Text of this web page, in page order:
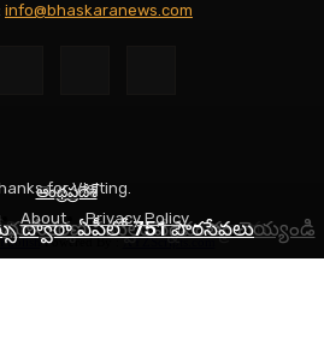
ఆంధ్రప్రదేశ్
దర్శనమివ్వనున్న అమ్మవారు
తెలంగాణ
పనులు వేగవంతం చెయ్యండి
ఆంధ్రప్రదేశ్
ద్వారా ఏపీలో 751 పౌరసేవలు
info@bhaskaranews.com
for Visiting.
About Privacy Policy
Powered By :XYZScripts.com